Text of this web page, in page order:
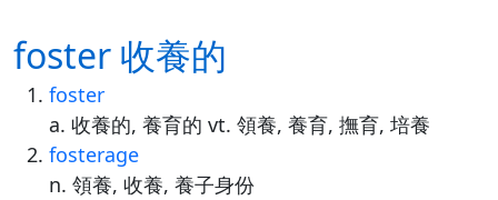
foster 收養的
foster
a. 收養的, 養育的 vt. 領養, 養育, 撫育, 培養
fosterage
n. 領養, 收養, 養子身份